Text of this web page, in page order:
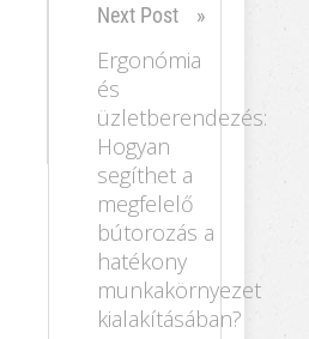
Next Post
Ergonómia
és
üzletberendezés:
Hogyan
segíthet a
megfelelő
bútorozás a
hatékony
munkakörnyezet
kialakításában?